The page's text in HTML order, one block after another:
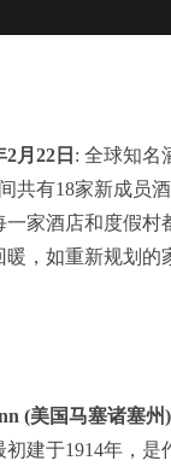
月22日 : 全球知名
共有18家新成员
一家酒店和度假
，如重新规划的
(美国马塞诸塞州)
建于1914年，